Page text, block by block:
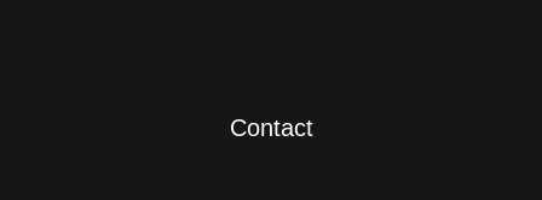
Contact